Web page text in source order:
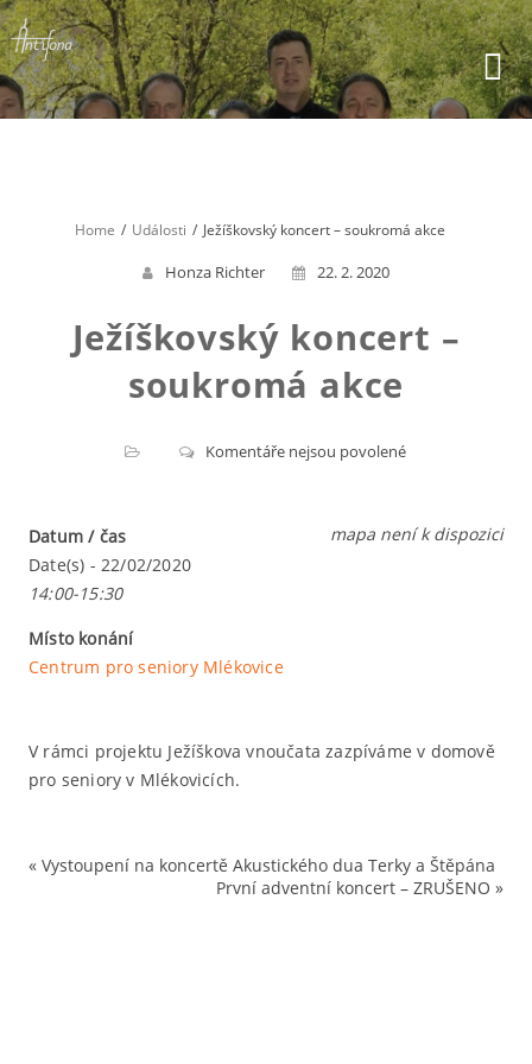
Skip
to
content
Home Události Ježíškovský koncert – soukromá akce
Honza Richter 22. 2. 2020
Ježíškovský koncert –
soukromá akce
Komentáře nejsou povolenéu
Ježíškovský
mapa není k dispozici
Datum / čas
Date(s) - 22/02/2020
14:00-15:30
Místo konání
Centrum pro seniory Mlékovice
V rámci projektu Ježíškova vnoučata zazpíváme v domově
pro seniory v Mlékovicích.
« Vystoupení na koncertě Akustického dua Terky a Štěpána
První adventní koncert – ZRUŠENO »